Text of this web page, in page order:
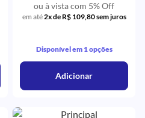
ou à vista com 5% Off
em até2x de R$ 109,80 sem juros
Disponível em 1 opções
Adicionar